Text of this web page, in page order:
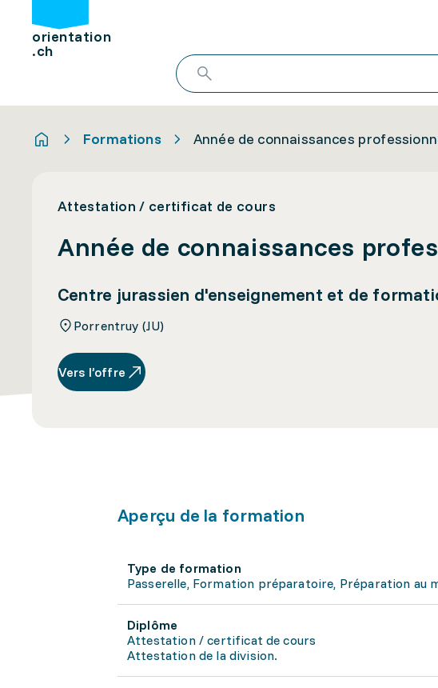
orientation
.ch
Formations Année de connaissances
Attestation / certificat de cours
Année de connaissances
Centre jurassien d'enseignement et de
Porrentruy (JU)
Vers l’offre
Aperçu de la formation
Type de formation
Passerelle, Formation préparatoire, Préparation au
Diplôme
Attestation / certificat de cours
Attestation de la division.